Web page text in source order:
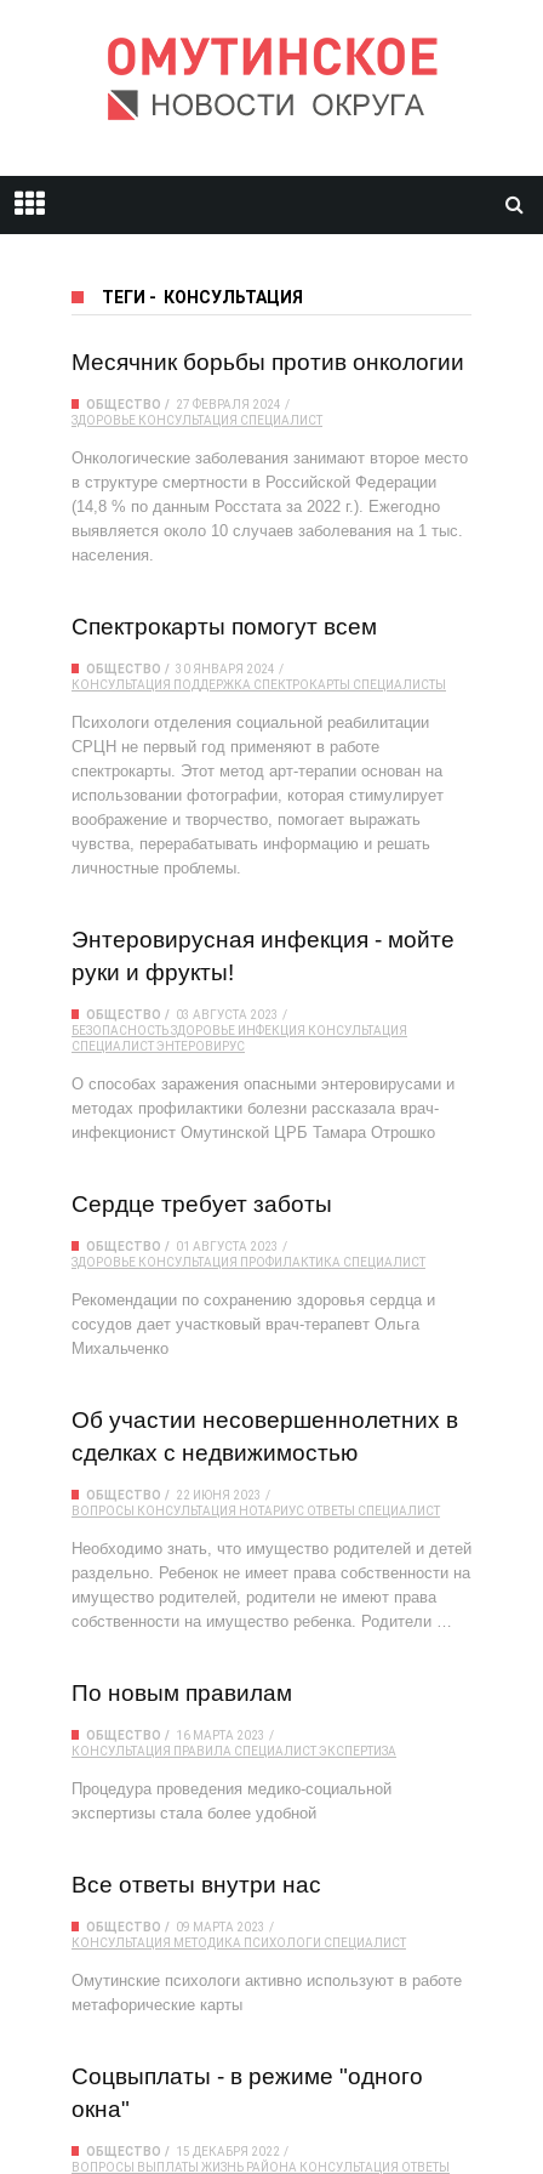
ТЕГИ - КОНСУЛЬТАЦИЯ
Месячник борьбы против онкологии
ОБЩЕСТВО
27 ФЕВРАЛЯ 2024
ЗДОРОВЬЕ КОНСУЛЬТАЦИЯ СПЕЦИАЛИСТ
Онкологические заболевания занимают второе место
в структуре смертности в Российской Федерации
(14,8 % по данным Росстата за 2022 г.). Ежегодно
выявляется около 10 случаев заболевания на 1 тыс.
населения.
Спектрокарты помогут всем
ОБЩЕСТВО
30 ЯНВАРЯ 2024
КОНСУЛЬТАЦИЯ ПОДДЕРЖКА СПЕКТРОКАРТЫ СПЕЦИАЛИСТЫ
Психологи отделения социальной реабилитации
СРЦН не первый год применяют в работе
спектрокарты. Этот метод арт-терапии основан на
использовании фотографии, которая стимулирует
воображение и творчество, помогает выражать
чувства, перерабатывать информацию и решать
личностные проблемы.
Энтеровирусная инфекция - мойте
руки и фрукты!
ОБЩЕСТВО
03 АВГУСТА 2023
БЕЗОПАСНОСТЬЗДОРОВЬЕ ИНФЕКЦИЯ КОНСУЛЬТАЦИЯ
СПЕЦИАЛИСТЭНТЕРОВИРУС
О способах заражения опасными энтеровирусами и
методах профилактики болезни рассказала врач-
инфекционист Омутинской ЦРБ Тамара Отрошко
Сердце требует заботы
ОБЩЕСТВО
01 АВГУСТА 2023
ЗДОРОВЬЕ КОНСУЛЬТАЦИЯ ПРОФИЛАКТИКА СПЕЦИАЛИСТ
Рекомендации по сохранению здоровья сердца и
сосудов дает участковый врач-терапевт Ольга
Михальченко
Об участии несовершеннолетних в
сделках с недвижимостью
ОБЩЕСТВО
22 ИЮНЯ 2023
ВОПРОСЫ
КОНСУЛЬТАЦИЯ НОТАРИУС ОТВЕТЫ СПЕЦИАЛИСТ
Необходимо знать, что имущество родителей и детей
раздельно. Ребенок не имеет права собственности на
имущество родителей, родители не имеют права
собственности на имущество ребенка. Родители …
По новым правилам
ОБЩЕСТВО
16 МАРТА 2023
КОНСУЛЬТАЦИЯ ПРАВИЛА СПЕЦИАЛИСТЭКСПЕРТИЗА
Процедура проведения медико-социальной
экспертизы стала более удобной
Все ответы внутри нас
ОБЩЕСТВО
09 МАРТА 2023
КОНСУЛЬТАЦИЯ МЕТОДИКА ПСИХОЛОГИ СПЕЦИАЛИСТ
Омутинские психологи активно используют в работе
метафорические карты
Соцвыплаты - в режиме "одного
окна"
ОБЩЕСТВО
15 ДЕКАБРЯ 2022
ВОПРОСЫ
ВЫПЛАТЫ ЖИЗНЬ РАЙОНА КОНСУЛЬТАЦИЯ ОТВЕТЫ